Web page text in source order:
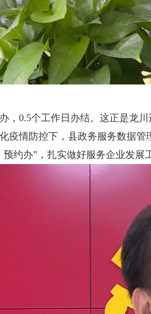
0.5个工作日办结。这正是龙川
疫情防控下，县政务服务数据
预约办”，扎实做好服务企业发